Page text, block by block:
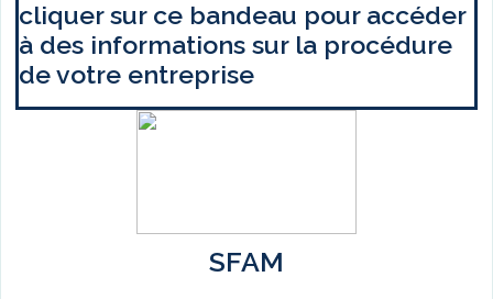
cliquer sur ce bandeau pour accéder
à des informations sur la procédure
de votre entreprise
SFAM